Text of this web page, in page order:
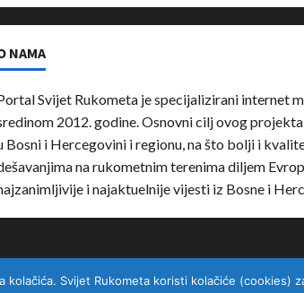
NAMA
Svijet Rukometa je specijalizirani internet
2012. godine. Osnovni cilj ovog
Bosni i Hercegovini i regionu, na što bolji i
na rukometnim terenima diljem
i najaktuelnije vijesti iz Bosne i
Svijet Rukometa koristi kolačiće (cookies)